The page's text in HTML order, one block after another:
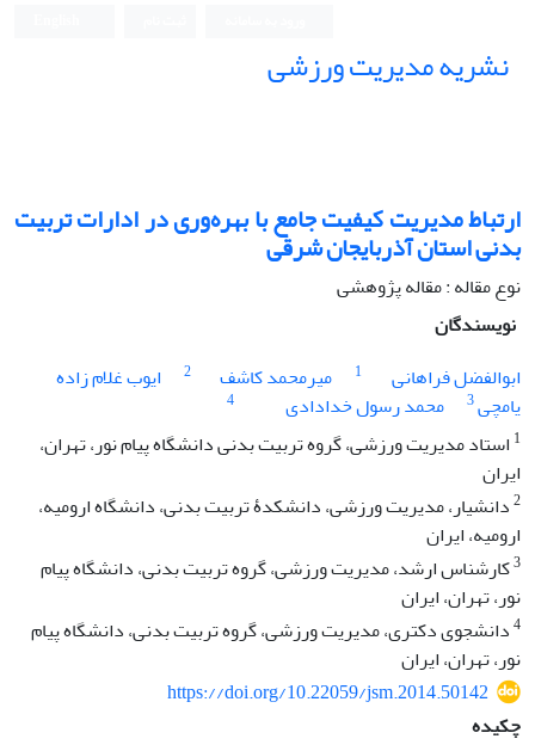
نشریه مدیریت ورزشی
ارتباط مدیریت کیفیت جامع با بهره‌وری در ادارات تربیت‌
بدنی استان آذربایجان‌ شرقی
نوع مقاله : مقاله پژوهشی
نویسندگان
ابوالفضل فراهانی
1 میرمحمد کاشف 2
ایوب غلام زاده
یامچی3 محمد رسول خدادادی
4
1 استاد مدیریت ورزشی، گروه تربیت بدنی دانشگاه پیام نور، تهران،
ایران
2دانشیار، مدیریت ورزشی، دانشکدۀ تربیت بدنی، دانشگاه ارومیه،
ارومیه، ایران
3کارشناس ارشد، مدیریت ورزشی، گروه تربیت بدنی، دانشگاه پیام
نور، تهران، ایران
4دانشجوی دکتری، مدیریت ورزشی، گروه تربیت بدنی، دانشگاه پیام
نور، تهران، ایران
https://doi.org/10.22059/jsm.2014.50142
چکیده